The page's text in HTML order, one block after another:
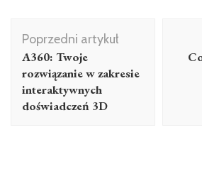
Nawigacja
wpisu
Poprzedni artykuł
A360: Twoje
rozwiązanie w zakresie
interaktywnych
doświadczeń 3D